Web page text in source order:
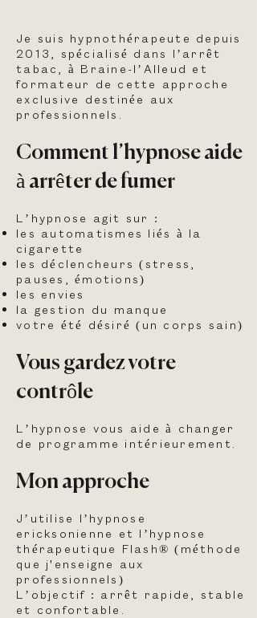
Je suis hypnothérapeute depuis
2013, spécialisé dans l’arrêt
tabac, à Braine-l’Alleud et
formateur de cette approche
exclusive destinée aux
professionnels.
Comment l’hypnose aide
à arrêter de fumer
L’hypnose agit sur :
les automatismes liés à la
cigarette
les déclencheurs (stress,
pauses, émotions)
les envies
la gestion du manque
votre été désiré (un corps sain)
Vous gardez votre
contrôle
L’hypnose vous aide à changer
de programme intérieurement.
Mon approche
J’utilise l’hypnose
ericksonienne et l’hypnose
thérapeutique Flash® (méthode
que j'enseigne aux
professionnels)
L’objectif : arrêt rapide, stable
et confortable.